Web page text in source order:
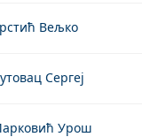
Вељко
Сергеј
Урош